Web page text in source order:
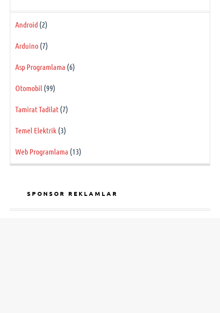
Android (2)
Arduino (7)
Asp Programlama (6)
Otomobil (99)
Tamirat Tadilat (7)
Temel Elektrik (3)
Web Programlama (13)
SPONSOR REKLAMLAR